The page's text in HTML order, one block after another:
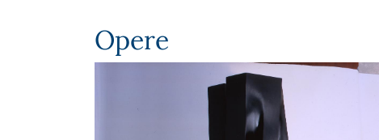
Opere